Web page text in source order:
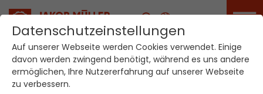
Karriere
Ihre Welt. Unsere
Technologien.
Datenschutzeinstellungen
Auf unserer Webseite werden Cookies verwendet. Einige
davon werden zwingend benötigt, während es uns andere
ermöglichen, Ihre Nutzererfahrung auf unserer Webseite
zu verbessern.